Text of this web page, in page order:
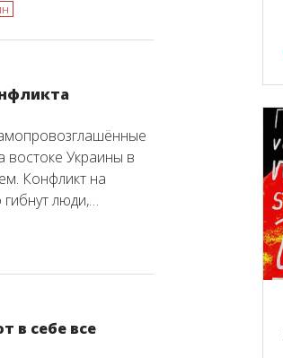
востоке Украины в
Конфликт на
люди,…
в себе все